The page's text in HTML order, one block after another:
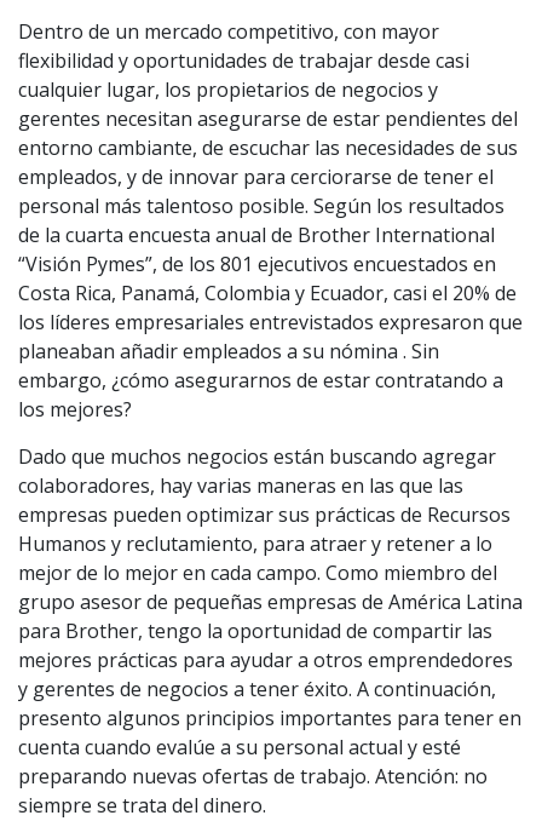
Dentro de un mercado competitivo, con mayor
flexibilidad y oportunidades de trabajar desde casi
cualquier lugar, los propietarios de negocios y
gerentes necesitan asegurarse de estar pendientes del
entorno cambiante, de escuchar las necesidades de sus
empleados, y de innovar para cerciorarse de tener el
personal más talentoso posible. Según los resultados
de la cuarta encuesta anual de Brother International
“Visión Pymes”, de los 801 ejecutivos encuestados en
Costa Rica, Panamá, Colombia y Ecuador, casi el 20% de
los líderes empresariales entrevistados expresaron que
planeaban añadir empleados a su nómina . Sin
embargo, ¿cómo asegurarnos de estar contratando a
los mejores?
Dado que muchos negocios están buscando agregar
colaboradores, hay varias maneras en las que las
empresas pueden optimizar sus prácticas de Recursos
Humanos y reclutamiento, para atraer y retener a lo
mejor de lo mejor en cada campo. Como miembro del
grupo asesor de pequeñas empresas de América Latina
para Brother, tengo la oportunidad de compartir las
mejores prácticas para ayudar a otros emprendedores
y gerentes de negocios a tener éxito. A continuación,
presento algunos principios importantes para tener en
cuenta cuando evalúe a su personal actual y esté
preparando nuevas ofertas de trabajo. Atención: no
siempre se trata del dinero.